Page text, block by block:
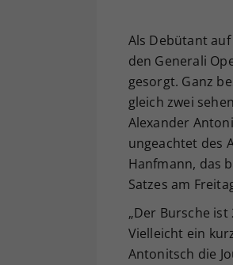
Als Debütant
den Generali
gesorgt. Ganz
gleich zwei
Alexander
ungeachtet des
Hanfmann, das
Satzes am
„Der Bursche
Vielleicht ein
Antonitsch die